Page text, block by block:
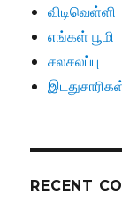
விடிவெள்ளி
எங்கள் பூமி
சலசலப்பு
RECENT